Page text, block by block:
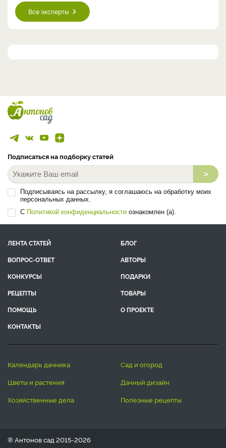
Все эксперты
Подписаться на подборку статей
>
Подписываясь на рассылку, я соглашаюсь на обработку моих
персональных данных.
С Политикой конфиденциальности ознакомлен (а).
ЛЕНТА СТАТЕЙ
БЛОГ
ВОПРОС-ОТВЕТ
АВТОРЫ
КОНКУРСЫ
ПОДАРКИ
РЕЦЕПТЫ
ТОВАРЫ
ПОМОЩЬ
О ПРОЕКТЕ
КОНТАКТЫ
календарь дачника
сад и огород
цветы и растения
дачный дизайн
хозяйственные дела
полезные рецепты
® Антонов сад 2015-2026